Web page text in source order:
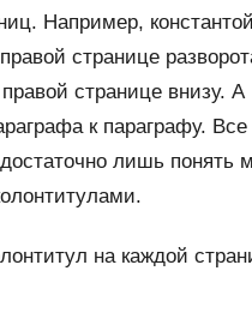
Например,
странице
странице внизу.
к параграфу.
лишь понять